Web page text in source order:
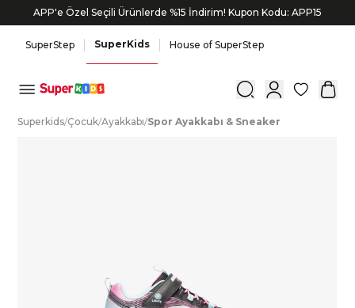
APP'e Özel Seçili Ürünlerde %15 İndirim! Kupon Kodu: APP15
SuperStep SuperKids House of SuperStep
0
Superkids/Çocuk/Ayakkabı/Spor Ayakkabı & Sneaker